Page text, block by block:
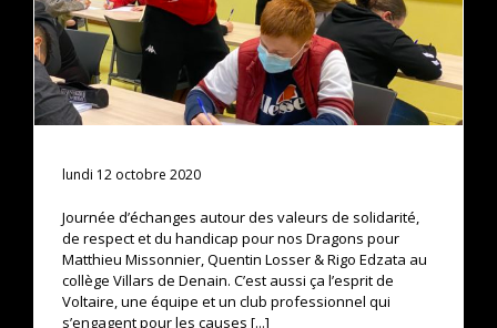
lundi 12 octobre 2020
Journée d’échanges autour des valeurs de solidarité,
de respect et du handicap pour nos Dragons pour
Matthieu Missonnier, Quentin Losser & Rigo Edzata au
collège Villars de Denain. C’est aussi ça l’esprit de
Voltaire, une équipe et un club professionnel qui
s’engagent pour les causes [...]